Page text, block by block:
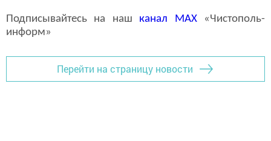
Подписывайтесь на наш канал MAX«Чистополь-
информ»
Перейти на страницу новости